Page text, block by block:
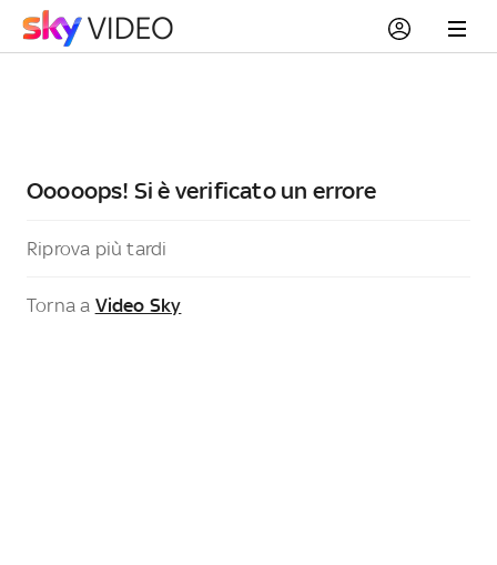
Ooooops! Si è verificato un errore
Riprova più tardi
Torna a Video Sky